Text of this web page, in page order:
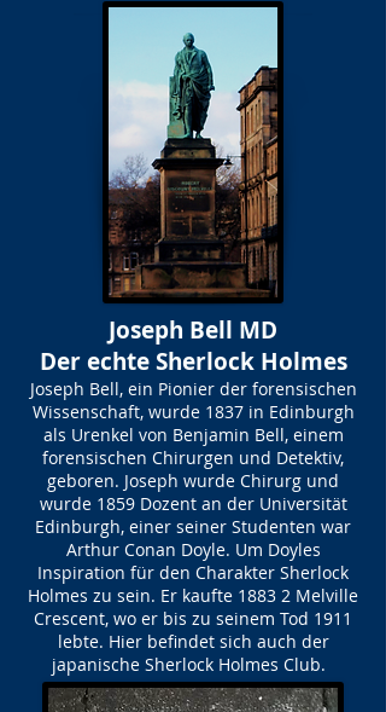
Joseph Bell MD
Der echte Sherlock Holmes
Joseph Bell, ein Pionier der forensischen
Wissenschaft, wurde 1837 in Edinburgh
als Urenkel von Benjamin Bell, einem
forensischen Chirurgen und Detektiv,
geboren. Joseph wurde Chirurg und
wurde 1859 Dozent an der Universität
Edinburgh, einer seiner Studenten war
Arthur Conan Doyle. Um Doyles
Inspiration für den Charakter Sherlock
Holmes zu sein. Er kaufte 1883 2 Melville
Crescent, wo er bis zu seinem Tod 1911
lebte. Hier befindet sich auch der
japanische Sherlock Holmes Club.